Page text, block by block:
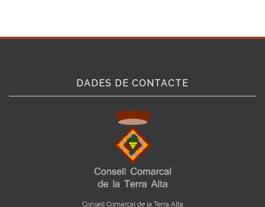
DADES DE CONTACTE
Consell Comarcal de la Terra Alta